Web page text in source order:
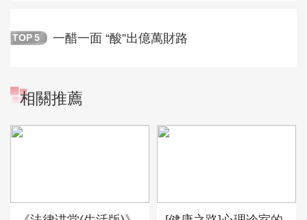
TOP 5 一醋一面 “酸”出億萬財路
相關推薦